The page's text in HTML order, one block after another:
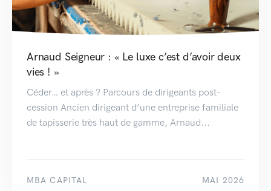
Arnaud Seigneur : « Le luxe c’est d’avoir deux
vies ! »
Céder… et après ? Parcours de dirigeants post-
cession Ancien dirigeant d’une entreprise familiale
de tapisserie très haut de gamme, Arnaud...
MBA CAPITAL MAI 2026